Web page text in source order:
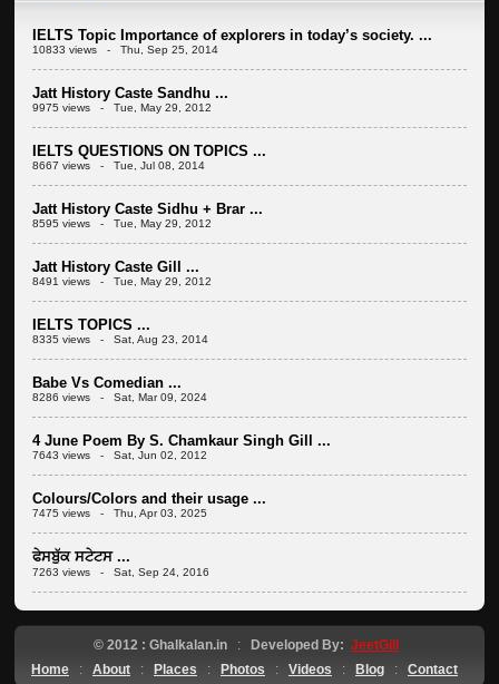
IELTS Topic Importance of explorers in today’s society. ...
10833 views - Thu, Sep 25, 2014
Jatt History Caste Sandhu ...
9975 views - Tue, May 29, 2012
IELTS QUESTIONS ON TOPICS ...
8667 views - Tue, Jul 08, 2014
Jatt History Caste Sidhu + Brar ...
8595 views - Tue, May 29, 2012
Jatt History Caste Gill ...
8491 views - Tue, May 29, 2012
IELTS TOPICS ...
8335 views - Sat, Aug 23, 2014
Babe Vs Comedian ...
8286 views - Sat, Mar 09, 2024
4 June Poem By S. Chamkaur Singh Gill ...
7643 views - Sat, Jun 02, 2012
Colours/Colors and their usage ...
7475 views - Thu, Apr 03, 2025
ਫੇਸਬੁੱਕ ਸਟੇਟਸ ...
7263 views - Sat, Sep 24, 2016
© 2012 : Ghalkalan.in: Developed By: JeetGill
Home: About: Places : Photos : Videos : Blog: Contact